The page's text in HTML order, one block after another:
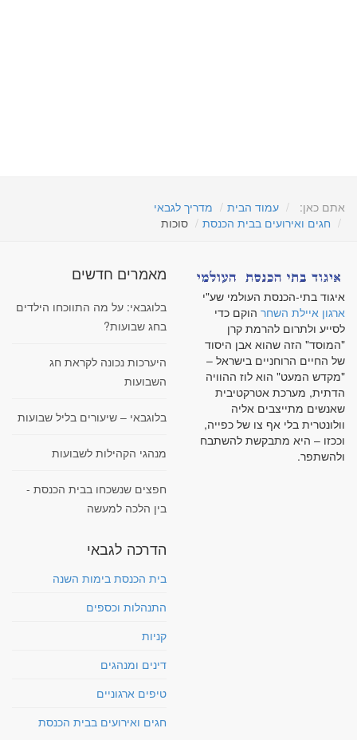
אתם כאן: עמוד הבית
מדריך לגבאי
חגים ואירועים בבית הכנסת
סוכות
איגוד בתי-הכנסת העולמי שע"י
ארגון איילת השחר הוקם כדי
לסייע ולתרום להרמת קרן
"המוסד" הזה שהוא אבן היסוד
של החיים הרוחניים בישראל –
"מקדש המעט" הוא לוז ההוויה
הדתית, מערכת אטרקטיבית
שאנשים מתייצבים אליה
וולונטרית בלי אף צו של כפייה,
וככזו – היא מתבקשת להשתבח
ולהשתפר.
מאמרים חדשים
בלוגבאי: על מה התווכחו הילדים
בחג שבועות?
היערכות נכונה לקראת חג
השבועות
בלוגבאי – שיעורים בליל שבועות
מנהגי הקהילות לשבועות
חפצים שנשכחו בבית הכנסת -
בין הלכה למעשה
הדרכה לגבאי
בית הכנסת בימות השנה
התנהלות וכספים
קניות
דינים ומנהגים
טיפים ארגוניים
חגים ואירועים בבית הכנסת